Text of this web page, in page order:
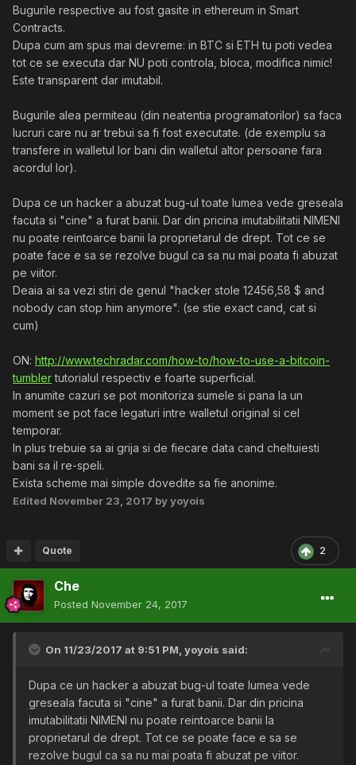
pe tine te poate despista pentru 10 dolari iar pe aia ca au
dat un tun de un miliard (sau hai sa zicem si un milion) de
dolari, alora nu le poate da nimeni de urma ? Brusc nu mai
e transparenta ca nu inteleg cum au putut sa "evapore"
ditamai banetu' ?
la un search cred ca iti apar.
Bugurile respective au fost gasite in ethereum in Smart
Contracts.
Dupa cum am spus mai devreme: in BTC si ETH tu poti vedea
tot ce se executa dar NU poti controla, bloca, modifica nimic!
Este transparent dar imutabil.
Bugurile alea permiteau (din neatentia programatorilor) sa faca
lucruri care nu ar trebui sa fi fost executate. (de exemplu sa
transfere in walletul lor bani din walletul altor persoane fara
acordul lor).
Dupa ce un hacker a abuzat bug-ul toate lumea vede greseala
facuta si "cine" a furat banii. Dar din pricina imutabilitatii NIMENI
nu poate reintoarce banii la proprietarul de drept. Tot ce se
poate face e sa se rezolve bugul ca sa nu mai poata fi abuzat
pe viitor.
Deaia ai sa vezi stiri de genul "hacker stole 12456,58 $ and
nobody can stop him anymore". (se stie exact cand, cat si
cum)
ON: http://www.techradar.com/how-to/how-to-use-a-bitcoin-
tumblertutorialul respectiv e foarte superficial.
In anumite cazuri se pot monitoriza sumele si pana la un
moment se pot face legaturi intre walletul original si cel
temporar.
In plus trebuie sa ai grija si de fiecare data cand cheltuiesti
bani sa il re-speli.
Exista scheme mai simple dovedite sa fie anonime.
Edited November 23, 2017 by yoyois
2
Quote
Che
Posted November 24, 2017
On 11/23/2017 at 9:51 PM, yoyois said:
Dupa ce un hacker a abuzat bug-ul toate lumea vede
greseala facuta si "cine" a furat banii. Dar din pricina
imutabilitatii NIMENI nu poate reintoarce banii la
proprietarul de drept. Tot ce se poate face e sa se
rezolve bugul ca sa nu mai poata fi abuzat pe viitor.